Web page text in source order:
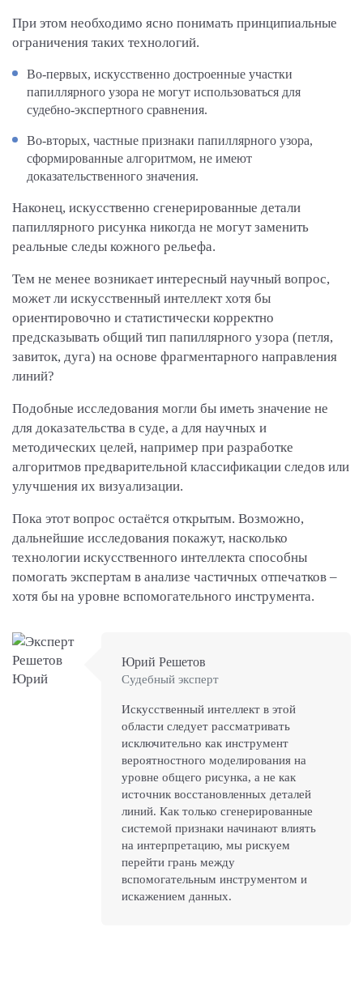
При этом необходимо ясно понимать принципиальные
ограничения таких технологий.
Во-первых, искусственно достроенные участки
папиллярного узора не могут использоваться для
судебно-экспертного сравнения.
Во-вторых, частные признаки папиллярного узора,
сформированные алгоритмом, не имеют
доказательственного значения.
Наконец, искусственно сгенерированные детали
папиллярного рисунка никогда не могут заменить
реальные следы кожного рельефа.
Тем не менее возникает интересный научный вопрос,
может ли искусственный интеллект хотя бы
ориентировочно и статистически корректно
предсказывать общий тип папиллярного узора (петля,
завиток, дуга) на основе фрагментарного направления
линий?
Подобные исследования могли бы иметь значение не
для доказательства в суде, а для научных и
методических целей, например при разработке
алгоритмов предварительной классификации следов или
улучшения их визуализации.
Пока этот вопрос остаётся открытым. Возможно,
дальнейшие исследования покажут, насколько
технологии искусственного интеллекта способны
помогать экспертам в анализе частичных отпечатков –
хотя бы на уровне вспомогательного инструмента.
Юрий Решетов
Судебный эксперт
Искусственный интеллект в этой
области следует рассматривать
исключительно как инструмент
вероятностного моделирования на
уровне общего рисунка, а не как
источник восстановленных деталей
линий. Как только сгенерированные
системой признаки начинают влиять
на интерпретацию, мы рискуем
перейти грань между
вспомогательным инструментом и
искажением данных.